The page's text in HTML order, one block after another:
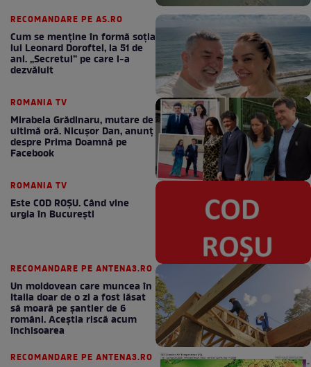
RECOMANDARE PE AS.RO
Cum se menţine în formă soţia
lui Leonard Doroftei, la 51 de
ani. „Secretul” pe care l-a
dezvăluit
ROMANIA TV
Mirabela Grădinaru, mutare de
ultimă oră. Nicuşor Dan, anunţ
despre Prima Doamnă pe
Facebook
ROMANIA TV
Este COD ROŞU. Când vine
urgia în Bucureşti
RECOMANDARE PE ANTENA3.RO
Un moldovean care muncea în
Italia doar de o zi a fost lăsat
să moară pe şantier de 6
români. Aceștia riscă acum
închisoarea
RECOMANDARE PE ANTENA3.RO